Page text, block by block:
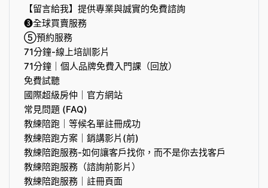
【留言給我】提供專業與誠實的免費諮詢
❸全球買賣服務
⑤預約服務
71分鐘-線上培訓影片
71分鐘｜個人品牌免費入門課（回放）
免費試聽
國際超級房仲｜官方網站
常見問題 (FAQ)
教練陪跑｜等候名單註冊成功
教練陪跑方案｜銷講影片(前)
教練陪跑服務-如何讓客戶找你，而不是你去找客戶
教練陪跑服務（諮詢前影片）
教練陪跑服務｜註冊頁面